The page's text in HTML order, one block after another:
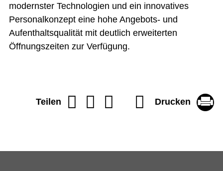
modernster Technologien und ein innovatives
Personalkonzept eine hohe Angebots- und
Aufenthaltsqualität mit deutlich erweiterten
Öffnungszeiten zur Verfügung.
Teilen Drucken